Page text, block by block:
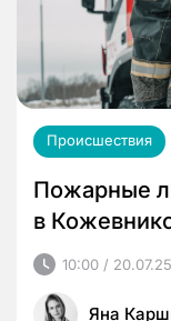
Происшествия
Пожарные
в
10:00 / 20.07.25
Яна